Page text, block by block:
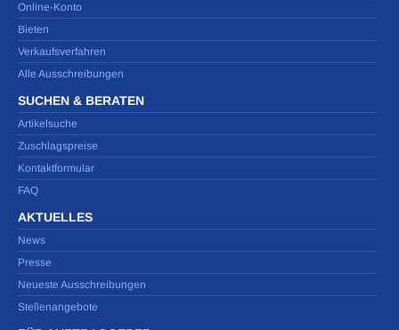
Online-Konto
Bieten
Verkaufsverfahren
Alle Ausschreibungen
SUCHEN & BERATEN
Artikelsuche
Zuschlagspreise
Kontaktformular
FAQ
AKTUELLES
News
Presse
Neueste Ausschreibungen
Stellenangebote